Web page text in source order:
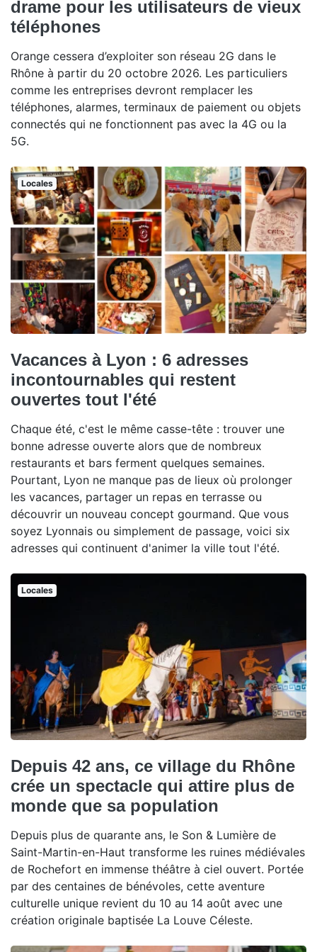
drame pour les utilisateurs de vieux
téléphones
Orange cessera d’exploiter son réseau 2G dans le
Rhône à partir du 20 octobre 2026. Les particuliers
comme les entreprises devront remplacer les
téléphones, alarmes, terminaux de paiement ou objets
connectés qui ne fonctionnent pas avec la 4G ou la
5G.
Locales
Vacances à Lyon : 6 adresses
incontournables qui restent
ouvertes tout l'été
Chaque été, c'est le même casse-tête : trouver une
bonne adresse ouverte alors que de nombreux
restaurants et bars ferment quelques semaines.
Pourtant, Lyon ne manque pas de lieux où prolonger
les vacances, partager un repas en terrasse ou
découvrir un nouveau concept gourmand. Que vous
soyez Lyonnais ou simplement de passage, voici six
adresses qui continuent d'animer la ville tout l'été.
Locales
Depuis 42 ans, ce village du Rhône
crée un spectacle qui attire plus de
monde que sa population
Depuis plus de quarante ans, le Son & Lumière de
Saint-Martin-en-Haut transforme les ruines médiévales
de Rochefort en immense théâtre à ciel ouvert. Portée
par des centaines de bénévoles, cette aventure
culturelle unique revient du 10 au 14 août avec une
création originale baptisée La Louve Céleste.